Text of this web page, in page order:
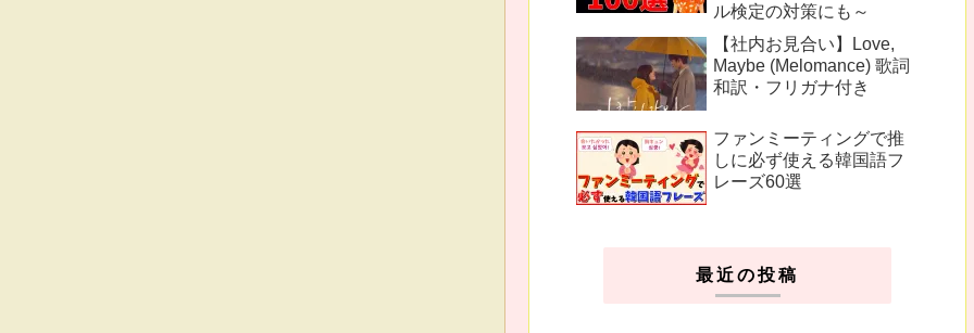
ル検定の対策にも～
【社内お見合い】Love,
Maybe (Melomance) 歌詞
和訳・フリガナ付き
ファンミーティングで推
しに必ず使える韓国語フ
レーズ60選
最近の投稿